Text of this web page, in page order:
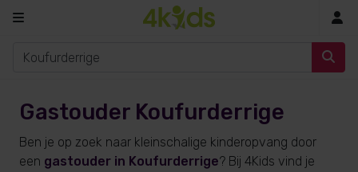
Gastouder Koufurderrige
Ben je op zoek naar kleinschalige kinderopvang door
een gastouder in Koufurderrige? Bij 4Kids vind je